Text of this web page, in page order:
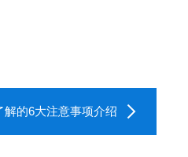
的6大注意事项介绍